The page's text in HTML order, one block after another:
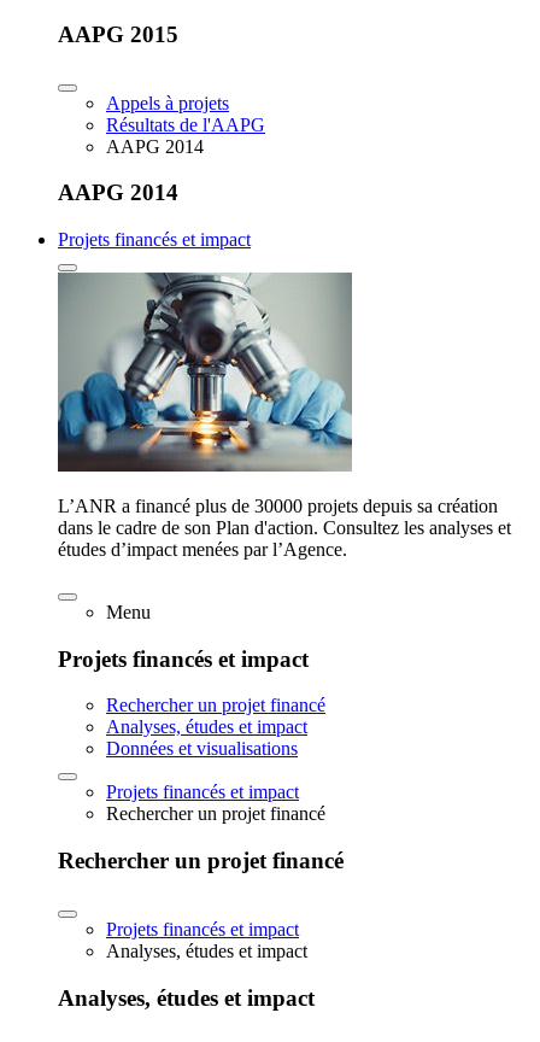
AAPG 2015
Appels à projets
Résultats de l'AAPG
AAPG 2014
AAPG 2014
Projets financés et impact
L’ANR a financé plus de 30000 projets depuis sa création
dans le cadre de son Plan d'action. Consultez les analyses et
études d’impact menées par l’Agence.
Menu
Projets financés et impact
Rechercher un projet financé
Analyses, études et impact
Données et visualisations
Projets financés et impact
Rechercher un projet financé
Rechercher un projet financé
Projets financés et impact
Analyses, études et impact
Analyses, études et impact